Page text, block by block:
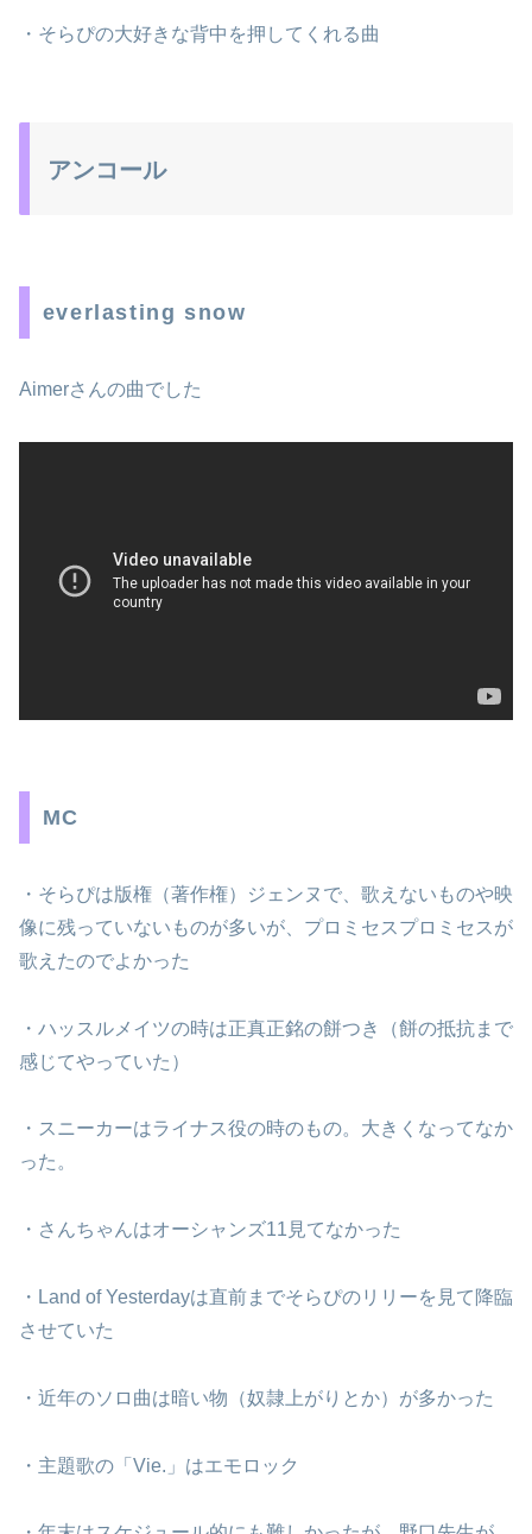
・そらぴの大好きな背中を押してくれる曲
アンコール
everlasting snow
Aimerさんの曲でした
MC
・そらぴは版権（著作権）ジェンヌで、歌えないものや映
像に残っていないものが多いが、プロミセスプロミセスが
歌えたのでよかった
・ハッスルメイツの時は正真正銘の餅つき（餅の抵抗まで
感じてやっていた）
・スニーカーはライナス役の時のもの。大きくなってなか
った。
・さんちゃんはオーシャンズ11見てなかった
・Land of Yesterdayは直前までそらぴのリリーを見て降臨
させていた
・近年のソロ曲は暗い物（奴隷上がりとか）が多かった
・主題歌の「Vie.」はエモロック